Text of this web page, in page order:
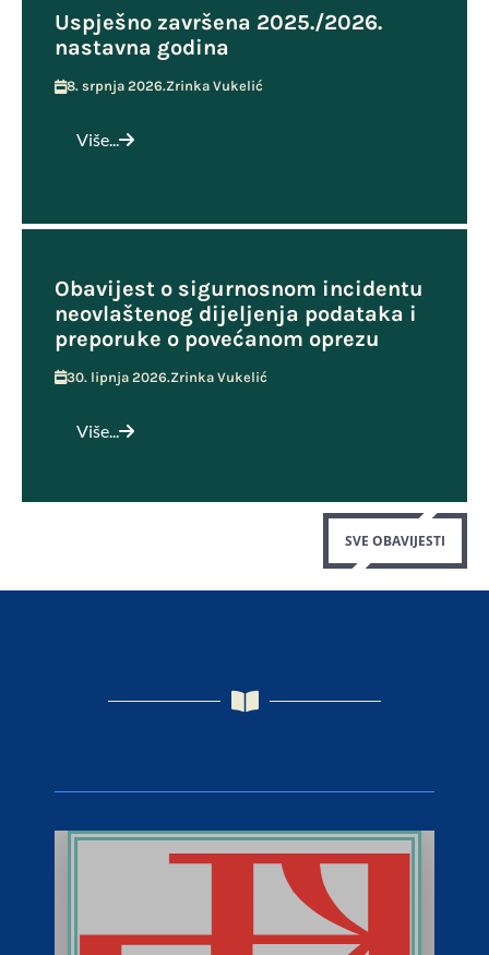
Uspješno završena 2025./2026.
nastavna godina
8. srpnja 2026.Zrinka Vukelić
Više...
Obavijest o sigurnosnom incidentu
neovlaštenog dijeljenja podataka i
preporuke o povećanom oprezu
30. lipnja 2026.Zrinka Vukelić
Više...
SVE OBAVIJESTI